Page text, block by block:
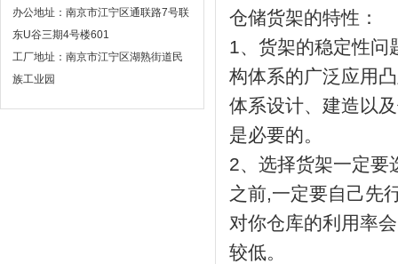
办公地址：南京市江宁区通联路7号联
东U谷三期4号楼601
工厂地址：南京市江宁区湖熟街道民
族工业园
仓储货架的特性：
1、货架的稳定性问
构体系的广泛应用
体系设计、建造以
是必要的。
2、选择货架一定要
之前,一定要自己先
对你仓库的利用率
较低。